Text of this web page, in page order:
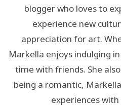
blogger who loves to
experience new
appreciation for art.
Markella enjoys indulging
time with friends. She
being a romantic,
experiences